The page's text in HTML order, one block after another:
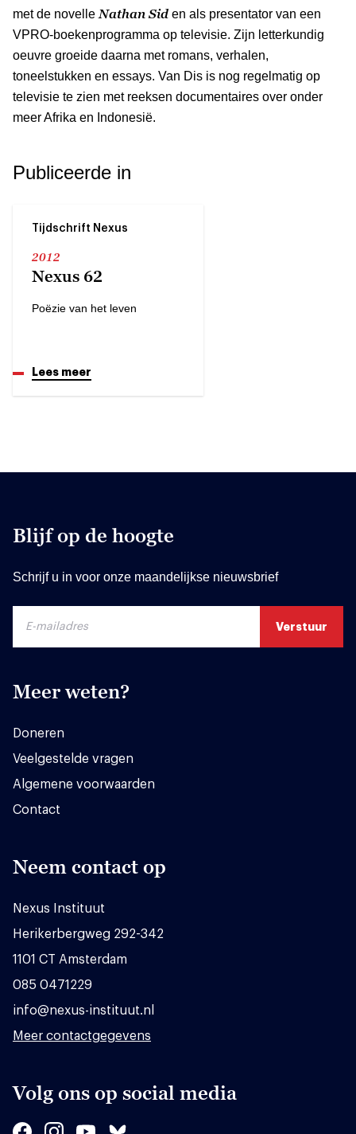
met de novelle Nathan Sid en als presentator van een
VPRO-boekenprogramma op televisie. Zijn letterkundig
oeuvre groeide daarna met romans, verhalen,
toneelstukken en essays. Van Dis is nog regelmatig op
televisie te zien met reeksen documentaires over onder
meer Afrika en Indonesië.
Publiceerde in
Tijdschrift Nexus
2012
Nexus 62
Poëzie van het leven
Lees meer
Blijf op de hoogte
Schrijf u in voor onze maandelijkse nieuwsbrief
Meer weten?
Doneren
Veelgestelde vragen
Algemene voorwaarden
Contact
Neem contact op
Nexus Instituut
Herikerbergweg 292-342
1101 CT Amsterdam
085 0471229
info@nexus-instituut.nl
Meer contactgegevens
Volg ons op social media